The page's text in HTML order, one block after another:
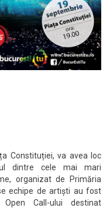
Constituției, va avea loc
dintre cele mai mari
organizat de Primăria
echipe de artiști au fost
Call-ului destinat